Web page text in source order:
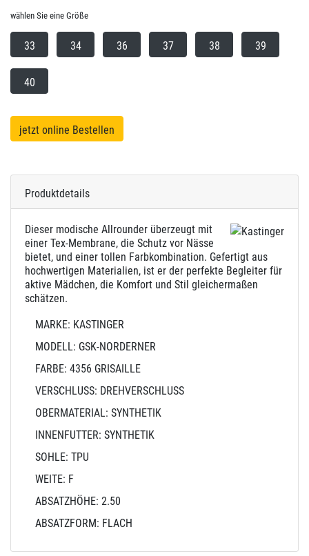
wählen Sie eine Größe
33 34 36 37 38 39
40
jetzt online Bestellen
Produktdetails
Dieser modische Allrounder überzeugt mit
einer Tex-Membrane, die Schutz vor Nässe
bietet, und einer tollen Farbkombination. Gefertigt aus
hochwertigen Materialien, ist er der perfekte Begleiter für
aktive Mädchen, die Komfort und Stil gleichermaßen
schätzen.
MARKE: KASTINGER
MODELL: GSK-NORDERNER
FARBE: 4356 GRISAILLE
VERSCHLUSS: DREHVERSCHLUSS
OBERMATERIAL: SYNTHETIK
INNENFUTTER: SYNTHETIK
SOHLE: TPU
WEITE: F
ABSATZHÖHE: 2.50
ABSATZFORM: FLACH